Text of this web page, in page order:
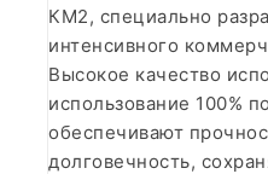
КМ2, специально
интенсивного
Высокое качество
использование 100%
обеспечивают
долговечность,